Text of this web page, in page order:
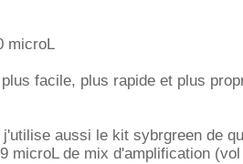
microL
facile, plus rapide et plus
j'utilise aussi le kit sybrgreen de
microL de mix d'amplification